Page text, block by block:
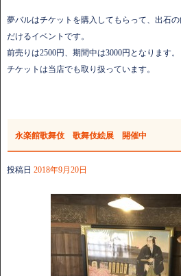
夢バルはチケットを購入してもらって、出石
だけるイベントです。
前売りは2500円、期間中は3000円となります。
チケットは当店でも取り扱っています。
永楽館歌舞伎 歌舞伎絵展 開催中
投稿日 2018年9月20日